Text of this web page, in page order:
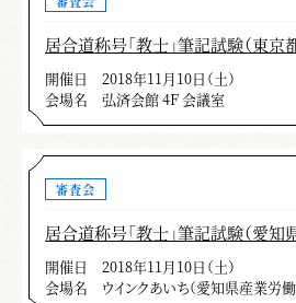
居合道称号「教士」筆記試験（東京
開催日
2018年11月10日（土）
会場名
弘済会館 4F 会議室
審査会
居合道称号「教士」筆記試験（愛知
開催日
2018年11月10日（土）
会場名
ウインクあいち（愛知県産業労働